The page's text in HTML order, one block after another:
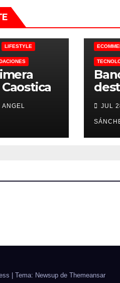
LIFESTYLE
ANGEL
deJUL
Tema: Newsup de Themeansar